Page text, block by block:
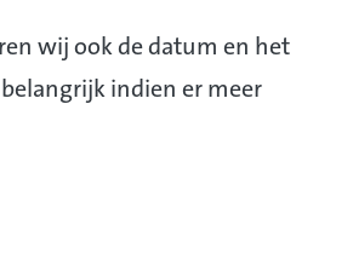
wij ook de datum en het
indien er meer